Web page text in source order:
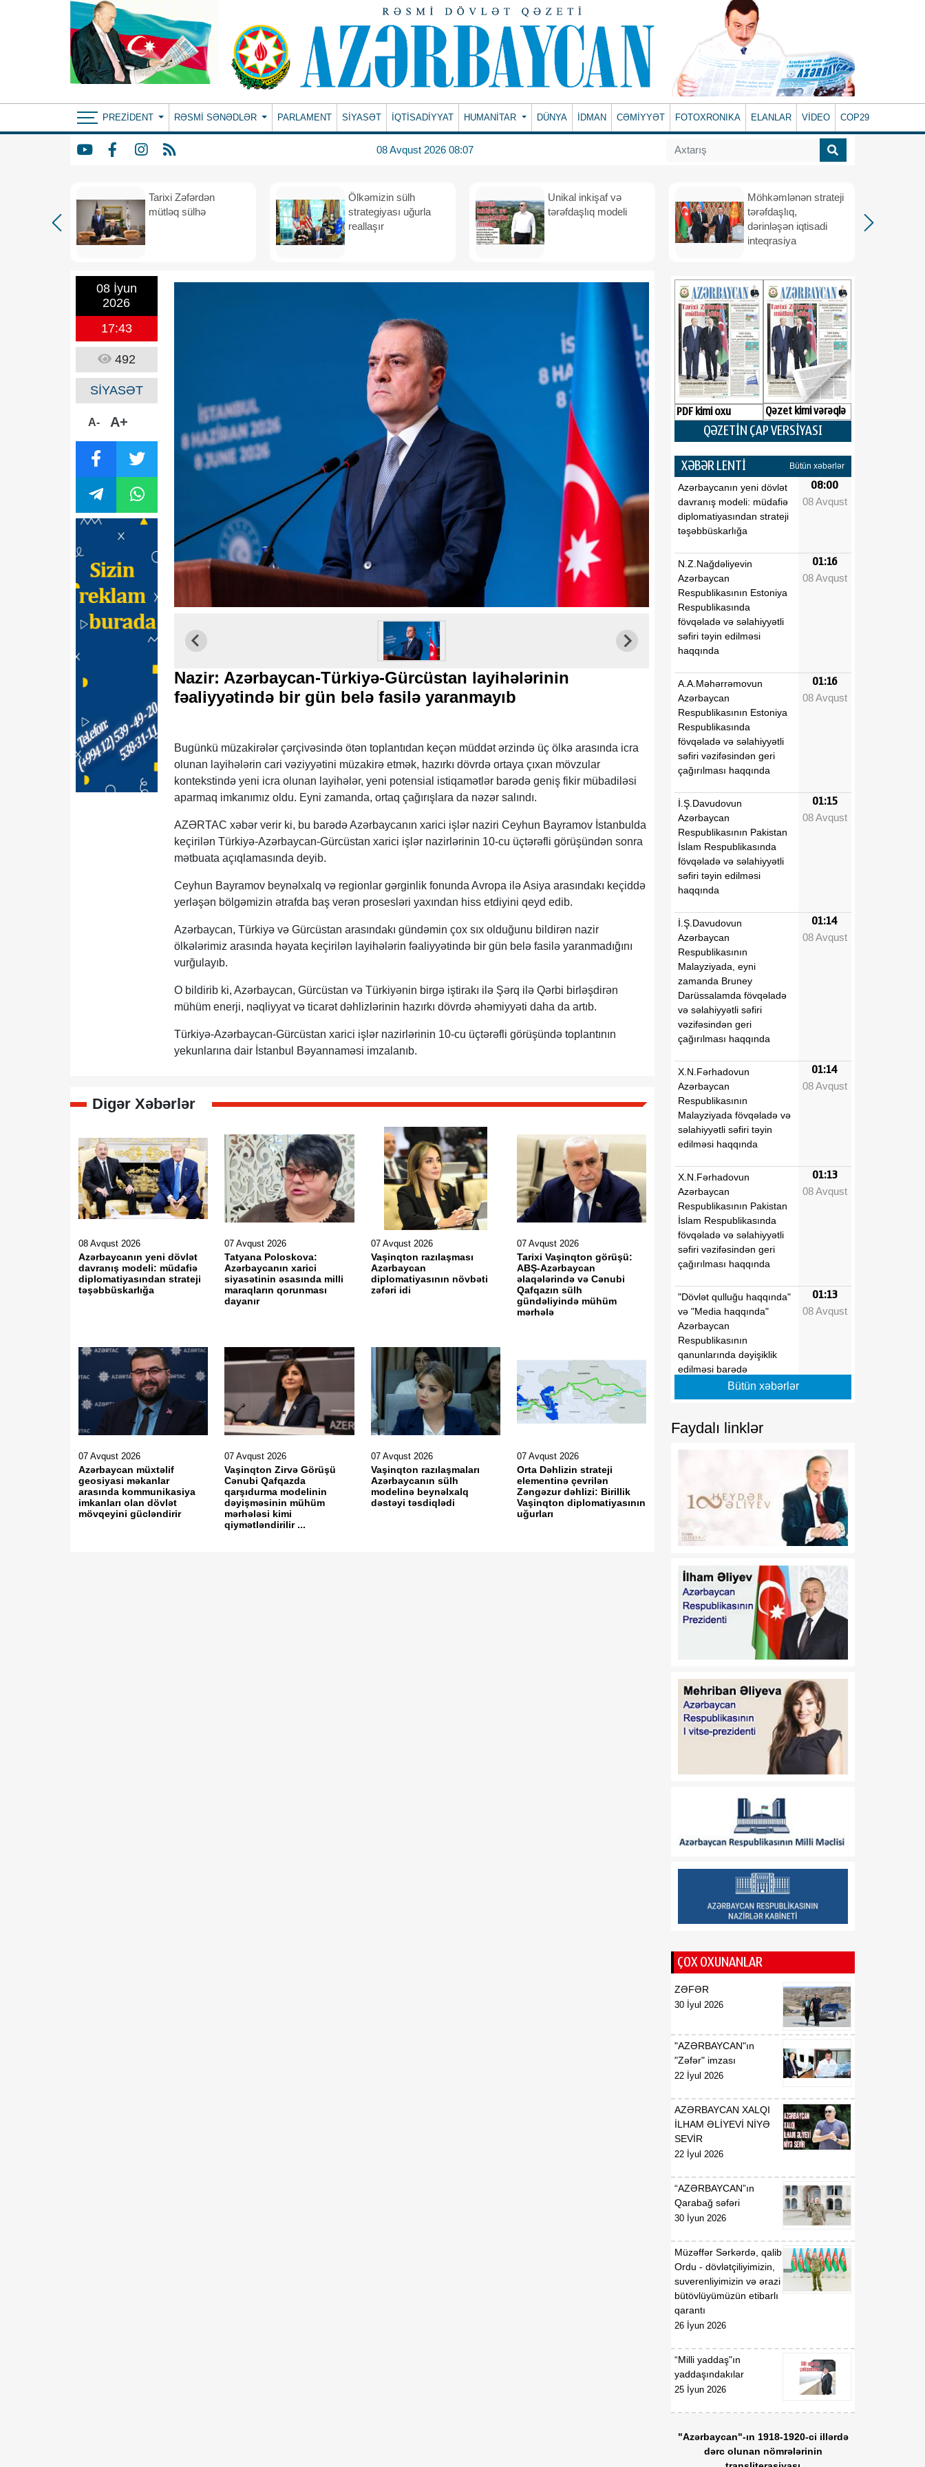
PREZIDENT RƏSMI SƏNƏDLƏR PARLAMENT SİYASƏT İQTİSADİYYAT HUMANITAR DÜNYA İDMAN CƏMİYYƏT FOTOXRONIKA ELANLAR VİDEO COP29
08 Avqust 2026 08:07
Tarixi Zəfərdən
mütləq sülhə
Ölkəmizin sülh
strategiyası uğurla
reallaşır
Unikal inkişaf və
tərəfdaşlıq modeli
Möhkəmlənən strateji
tərəfdaşlıq,
dərinləşən iqtisadi
inteqrasiya
08 İyun
2026
17:43
492
SİYASƏT
A- A+
Nazir: Azərbaycan-Türkiyə-Gürcüstan layihələrinin
fəaliyyətində bir gün belə fasilə yaranmayıb
Bugünkü müzakirələr çərçivəsində ötən toplantıdan keçən müddət ərzində üç ölkə arasında icra
olunan layihələrin cari vəziyyətini müzakirə etmək, hazırkı dövrdə ortaya çıxan mövzular
kontekstində yeni icra olunan layihələr, yeni potensial istiqamətlər barədə geniş fikir mübadiləsi
aparmaq imkanımız oldu. Eyni zamanda, ortaq çağırışlara da nəzər salındı.
AZƏRTAC xəbər verir ki, bu barədə Azərbaycanın xarici işlər naziri Ceyhun Bayramov İstanbulda
keçirilən Türkiyə-Azərbaycan-Gürcüstan xarici işlər nazirlərinin 10-cu üçtərəfli görüşündən sonra
mətbuata açıqlamasında deyib.
Ceyhun Bayramov beynəlxalq və regionlar gərginlik fonunda Avropa ilə Asiya arasındakı keçiddə
yerləşən bölgəmizin ətrafda baş verən prosesləri yaxından hiss etdiyini qeyd edib.
Azərbaycan, Türkiyə və Gürcüstan arasındakı gündəmin çox sıx olduğunu bildirən nazir
ölkələrimiz arasında həyata keçirilən layihələrin fəaliyyətində bir gün belə fasilə yaranmadığını
vurğulayıb.
O bildirib ki, Azərbaycan, Gürcüstan və Türkiyənin birgə iştirakı ilə Şərq ilə Qərbi birləşdirən
mühüm enerji, nəqliyyat və ticarət dəhlizlərinin hazırkı dövrdə əhəmiyyəti daha da artıb.
Türkiyə-Azərbaycan-Gürcüstan xarici işlər nazirlərinin 10-cu üçtərəfli görüşündə toplantının
yekunlarına dair İstanbul Bəyannaməsi imzalanıb.
Digər Xəbərlər
08 Avqust 2026
Azərbaycanın yeni dövlət
davranış modeli: müdafiə
diplomatiyasından strateji
təşəbbüskarlığa
07 Avqust 2026
Tatyana Poloskova:
Azərbaycanın xarici
siyasətinin əsasında milli
maraqların qorunması
dayanır
07 Avqust 2026
Vaşinqton razılaşması
Azərbaycan
diplomatiyasının növbəti
zəfəri idi
07 Avqust 2026
Tarixi Vaşinqton görüşü:
ABŞ-Azərbaycan
əlaqələrində və Cənubi
Qafqazın sülh
gündəliyində mühüm
mərhələ
07 Avqust 2026
Azərbaycan müxtəlif
geosiyasi məkanlar
arasında kommunikasiya
imkanları olan dövlət
mövqeyini gücləndirir
07 Avqust 2026
Vaşinqton Zirvə Görüşü
Cənubi Qafqazda
qarşıdurma modelinin
dəyişməsinin mühüm
mərhələsi kimi
qiymətləndirilir ...
07 Avqust 2026
Vaşinqton razılaşmaları
Azərbaycanın sülh
modelinə beynəlxalq
dəstəyi təsdiqlədi
07 Avqust 2026
Orta Dəhlizin strateji
elementinə çevrilən
Zəngəzur dəhlizi: Birillik
Vaşinqton diplomatiyasının
uğurları
PDF kimi oxu Qəzet kimi vərəqlə
QƏZETİN ÇAP VERSİYASI
XƏBƏR LENTİ Bütün xəbərlər
Azərbaycanın yeni dövlət
davranış modeli: müdafiə
diplomatiyasından strateji
təşəbbüskarlığa
08:00
08 Avqust
N.Z.Nağdəliyevin
Azərbaycan
Respublikasının Estoniya
Respublikasında
fövqəladə və səlahiyyətli
səfiri təyin edilməsi
haqqında
01:16
08 Avqust
A.A.Məhərrəmovun
Azərbaycan
Respublikasının Estoniya
Respublikasında
fövqəladə və səlahiyyətli
səfiri vəzifəsindən geri
çağırılması haqqında
01:16
08 Avqust
İ.Ş.Davudovun
Azərbaycan
Respublikasının Pakistan
İslam Respublikasında
fövqəladə və səlahiyyətli
səfiri təyin edilməsi
haqqında
01:15
08 Avqust
İ.Ş.Davudovun
Azərbaycan
Respublikasının
Malayziyada, eyni
zamanda Bruney
Darüssalamda fövqəladə
və səlahiyyətli səfiri
vəzifəsindən geri
çağırılması haqqında
01:14
08 Avqust
X.N.Fərhadovun
Azərbaycan
Respublikasının
Malayziyada fövqəladə və
səlahiyyətli səfiri təyin
edilməsi haqqında
01:14
08 Avqust
X.N.Fərhadovun
Azərbaycan
Respublikasının Pakistan
İslam Respublikasında
fövqəladə və səlahiyyətli
səfiri vəzifəsindən geri
çağırılması haqqında
01:13
08 Avqust
"Dövlət qulluğu haqqında"
və "Media haqqında"
Azərbaycan
Respublikasının
qanunlarında dəyişiklik
edilməsi barədə
01:13
08 Avqust
"Media Reyestrinin
təsdiq edilməsi haqqında"
dəyişiklik edilməsi barədə
01:11
"Dövlət qulluğu
haqqında" Azərbaycan
Respublikasının
qanunlarında dəyişiklik
edilməsi barədə"
Azərbaycan
Respublikasının 2026-cı il
14 iyul tarixli 449-VIIQD
və bununla əlaqədar bəzi
məsələlərin tənzimlənməsi
haqqında
01:09
Azərbaycan Beynəlxalq
İnvestisiya Forumunun
01:06
08 Avqust
Respublikasının Elm və
Təhsil Nazirliyi ilə
Təhsil və Elm Nazirliyi
arasında illik təhsil
kvotalarının qarşılıqlı
ayrılması haqqında
barədə
08 Avqust
siyasətinin əsasında milli
maraqların qorunması
dayanır
18:53
07 Avqust
Vaşinqton razılaşması
Azərbaycan
diplomatiyasının növbəti
zəfəri idi
18:23
07 Avqust
Tarixi Vaşinqton görüşü:
ABŞ-Azərbaycan
əlaqələrində və Cənubi
Qafqazın sülh
gündəliyində mühüm
mərhələ
18:22
07 Avqust
Xarici ölkələrin informasiya
şəbəkələrinə hücumlar
edən şəxslər saxlanılıblar
18:20
Heyvan kəsimi
məntəqələrində
monitorinqlər aparılıb
18:18
07 Avqust
Professor: Süni
qarşısında aciz qala bilər
18:00
Bütün xəbərlər
Faydalı linklər
ÇOX OXUNANLAR
ZƏFƏR
30 İyul 2026
"AZƏRBAYCAN"ın
"Zəfər" imzası
22 İyul 2026
AZƏRBAYCAN XALQI
İLHAM ƏLİYEVİ NİYƏ
SEVİR
22 İyul 2026
“AZƏRBAYCAN”ın
Qarabağ səfəri
30 İyun 2026
Müzəffər Sərkərdə, qalib
Ordu - dövlətçiliyimizin,
suverenliyimizin və ərazi
bütövlüyümüzün etibarlı
qarantı
26 İyun 2026
“Milli yaddaş"ın
yaddaşındakılar
25 İyun 2026
"Azərbaycan"-ın 1918-1920-ci illərdə
dərc olunan nömrələrinin